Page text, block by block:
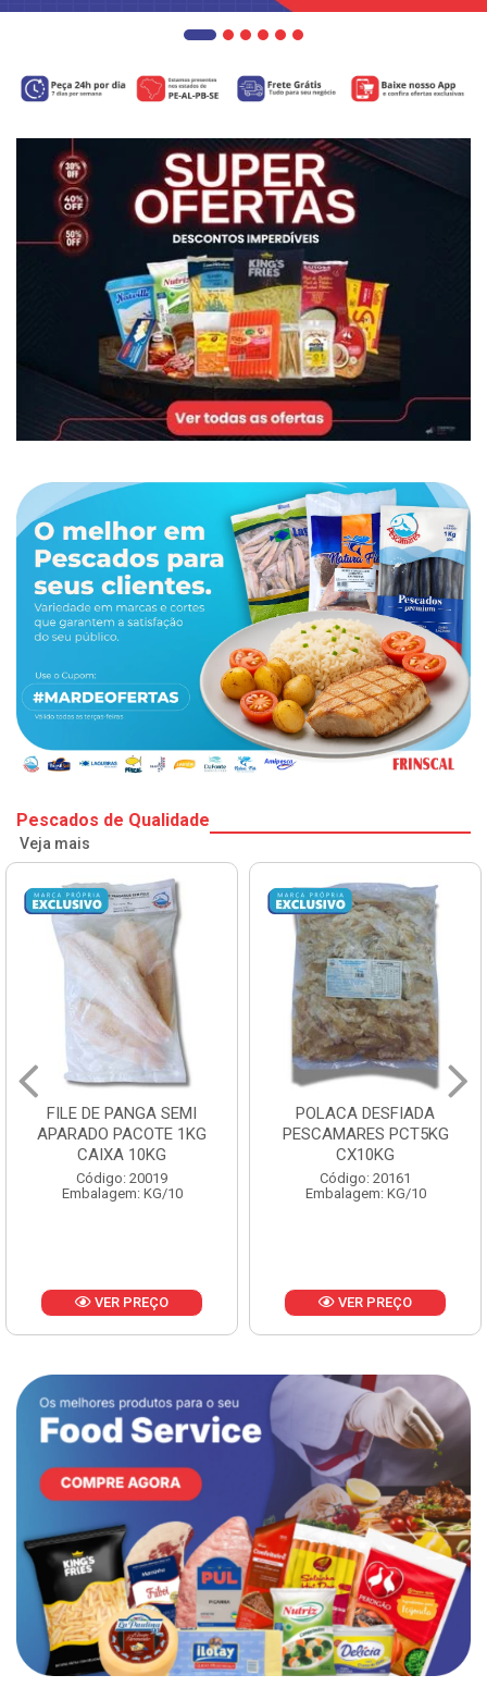
Pescados de Qualidade
Veja mais
FILE DE PANGA SEMI
APARADO PACOTE 1KG
CAIXA 10KG
Código: 20019
Embalagem: KG/10
VER PREÇO
POLACA DESFIADA
PESCAMARES PCT5KG
CX10KG
Código: 20161
Embalagem: KG/10
VER PREÇO